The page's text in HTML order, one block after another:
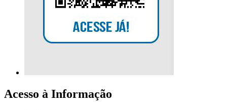
Acesso à Informação